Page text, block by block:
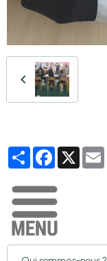
PartagerFacebook
X